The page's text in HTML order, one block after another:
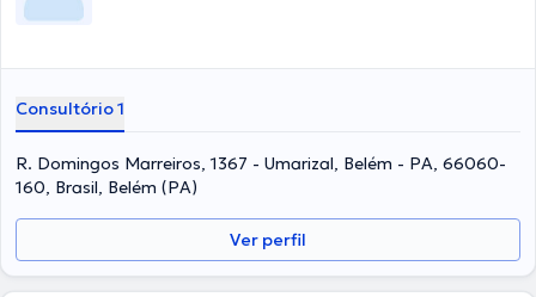
Consultório 1
R. Domingos Marreiros, 1367 - Umarizal, Belém - PA, 66060-
160, Brasil, Belém (PA)
Ver perfil